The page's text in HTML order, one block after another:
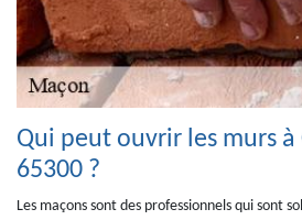
Qui peut ouvrir les murs à
65300 ?
Les maçons sont des professionnels qui sont